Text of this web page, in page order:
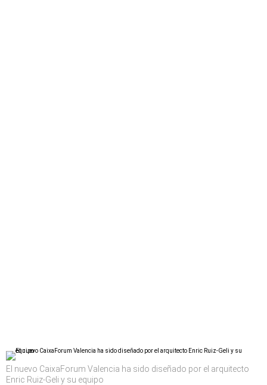
El nuevo CaixaForum Valencia ha sido diseñado por el arquitecto
Enric Ruiz-Geli y su equipo